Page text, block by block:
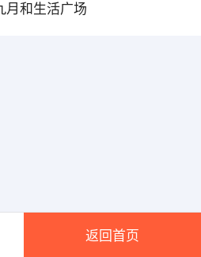
月和生活广场
返回首页